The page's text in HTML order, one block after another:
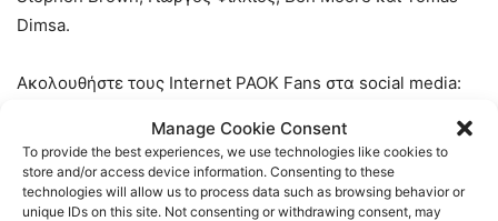
Manage Cookie Consent
To provide the best experiences, we use technologies like cookies to
store and/or access device information. Consenting to these
technologies will allow us to process data such as browsing behavior or
unique IDs on this site. Not consenting or withdrawing consent, may
Dimsa.
Ακολουθήστε τους Internet PAOK Fans στα social media:
https://www.facebook.com/InternetPAOKFans
Twitter:https://twitter.com/www_paok_gr